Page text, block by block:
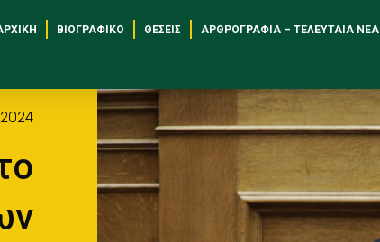
ΒΙΟΓΡΑΦΙΚΌ ΘΈΣΕΙΣ ΑΡΘΡΟΓΡΑΦΊΑ – ΤΕΛΕΥΤΑΊΑ ΝΈΑ
2024